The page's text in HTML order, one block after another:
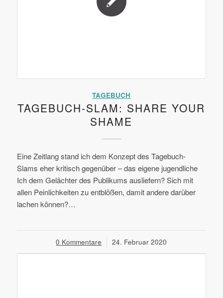
TAGEBUCH
TAGEBUCH-SLAM: SHARE YOUR
SHAME
Eine Zeitlang stand ich dem Konzept des Tagebuch-
Slams eher kritisch gegenüber – das eigene jugendliche
Ich dem Gelächter des Publikums ausliefern? Sich mit
allen Peinlichkeiten zu entblößen, damit andere darüber
lachen können?…
0 Kommentare
/ 24. Februar 2020